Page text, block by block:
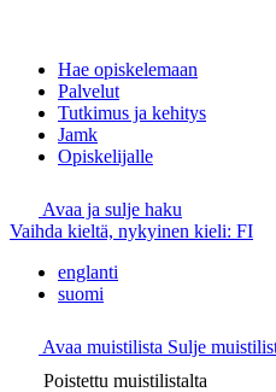
Hae opiskelemaan
Palvelut
Tutkimus ja kehitys
Jamk
Opiskelijalle
Avaa ja sulje haku
Vaihda kieltä, nykyinen kieli: FI
englanti
suomi
Avaa muistilista Sulje
Poistettu muistilistalta